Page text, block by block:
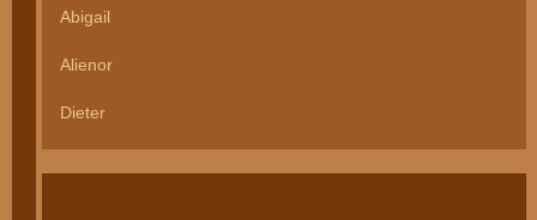
Abigail
Alienor
Dieter